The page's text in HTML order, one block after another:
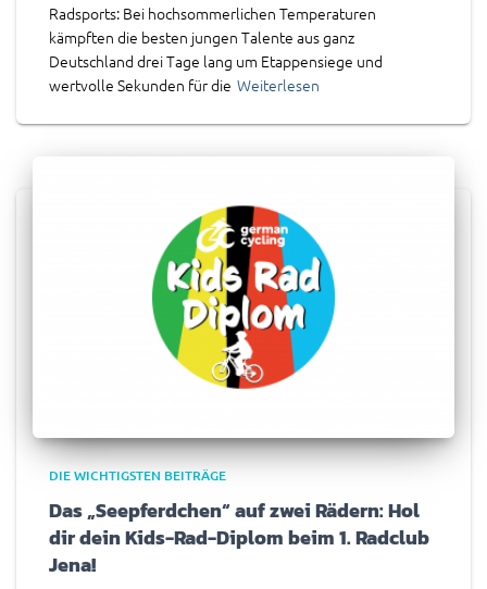
Radsports: Bei hochsommerlichen Temperaturen
kämpften die besten jungen Talente aus ganz
Deutschland drei Tage lang um Etappensiege und
wertvolle Sekunden für die Weiterlesen
DIE WICHTIGSTEN BEITRÄGE
Das „Seepferdchen“ auf zwei Rädern: Hol
dir dein Kids-Rad-Diplom beim 1. Radclub
Jena!